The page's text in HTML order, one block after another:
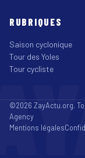
RUBRIQUES
Saison cyclonique
Tour des Yoles
Tour cycliste
©2026 ZayActu.org.
Agency
Mentions légales